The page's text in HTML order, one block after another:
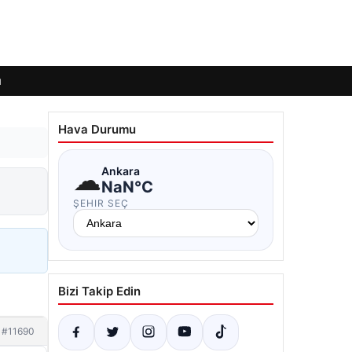
#11690
Hava Durumu
☁Ankara
NaN°C
ŞEHIR SEÇ
Bizi Takip Edin